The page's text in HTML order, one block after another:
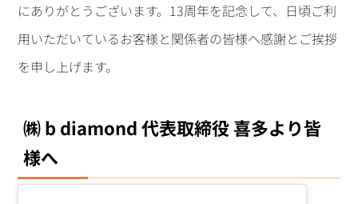
にありがとうございます。13周年を記念して、日頃ご利
用いただいているお客様と関係者の皆様へ感謝とご挨拶
を申し上げます。
㈱ b diamond 代表取締役 喜多より皆
様へ